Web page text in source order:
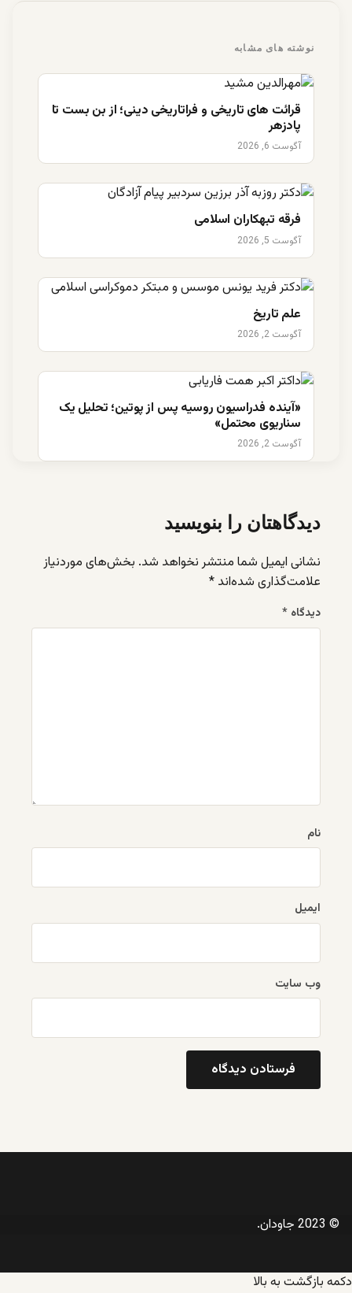
نوشته های مشابه
قرائت های تاریخی و فراتاریخی دینی؛ از بن بست تا
پادزهر
آگوست 6, 2026
فرقه تبهکاران اسلامی
آگوست 5, 2026
علم تاریخ
آگوست 2, 2026
«آینده فدراسیون روسیه پس از پوتین؛ تحلیل یک
سناریوی محتمل»
آگوست 2, 2026
دیدگاهتان را بنویسید
نشانی ایمیل شما منتشر نخواهد شد. بخش‌های موردنیاز
علامت‌گذاری شده‌اند *
دیدگاه *
نام
ایمیل
وب‌ سایت
© 2023 جاودان.
دکمه بازگشت به بالا